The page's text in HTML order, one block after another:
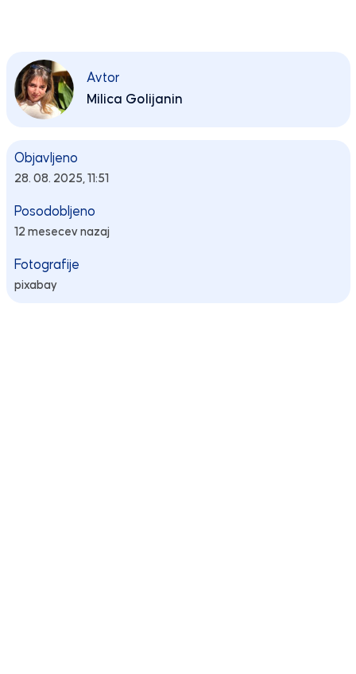
Avtor
Milica Golijanin
Objavljeno
28. 08. 2025, 11:51
Posodobljeno
12 mesecev nazaj
Fotografije
pixabay